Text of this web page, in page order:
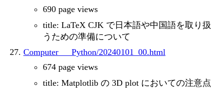
690 page views
title: LaTeX CJK で日本語や中国語を取り扱
うための準備について
Computer___Python/20240101_00.html
674 page views
title: Matplotlib の 3D plot においての注意点